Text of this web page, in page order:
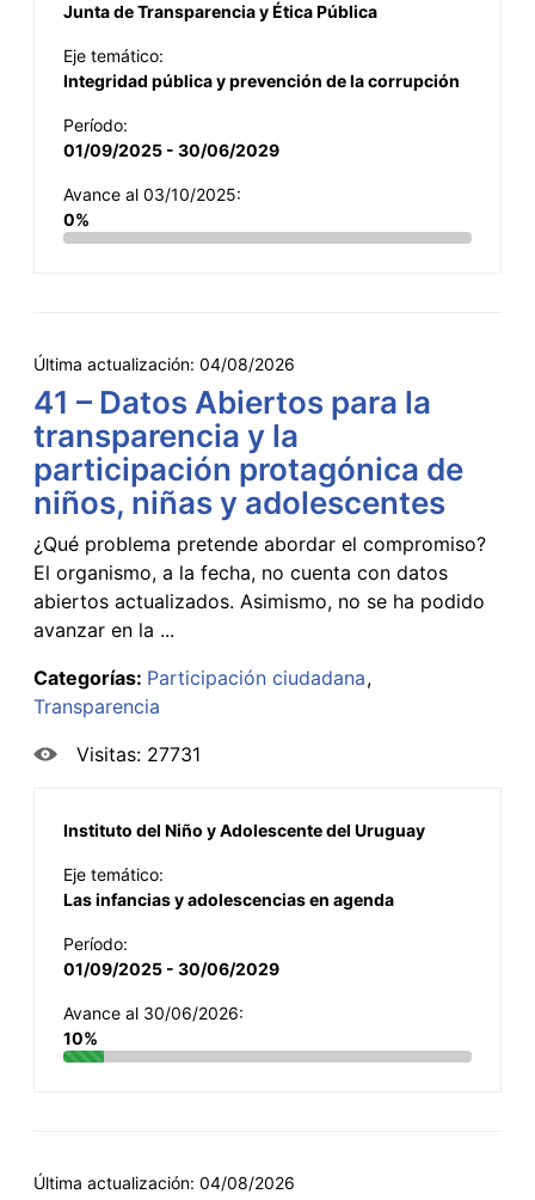
Junta de Transparencia y Ética Pública
Eje temático:
Integridad pública y prevención de la corrupción
Período:
01/09/2025 - 30/06/2029
Avance al 03/10/2025:
0%
Última actualización: 04/08/2026
41 – Datos Abiertos para la
transparencia y la
participación protagónica de
niños, niñas y adolescentes
¿Qué problema pretende abordar el compromiso?
El organismo, a la fecha, no cuenta con datos
abiertos actualizados. Asimismo, no se ha podido
avanzar en la ...
Categorías: Participación ciudadana
Transparencia
Visitas: 27731
Instituto del Niño y Adolescente del Uruguay
Eje temático:
Las infancias y adolescencias en agenda
Período:
01/09/2025 - 30/06/2029
Avance al 30/06/2026:
10%
Última actualización: 04/08/2026